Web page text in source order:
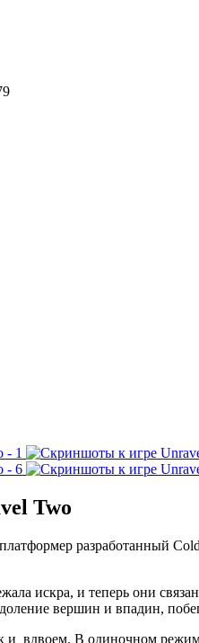
Two
платформер разработанный
искра, и теперь они
вершин и впадин,
и вдвоем. В одиночном